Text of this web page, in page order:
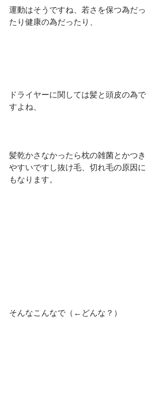
運動はそうですね、若さを保つ為だっ
たり健康の為だったり、
ドライヤーに関しては髪と頭皮の為で
すよね、
髪乾かさなかったら枕の雑菌とかつき
やすいですし抜け毛、切れ毛の原因に
もなります。
そんなこんなで（←どんな？）